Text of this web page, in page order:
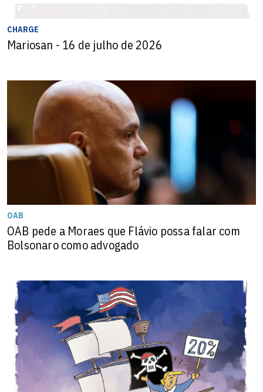
CHARGE
Mariosan - 16 de julho de 2026
OAB
OAB pede a Moraes que Flávio possa falar com
Bolsonaro como advogado